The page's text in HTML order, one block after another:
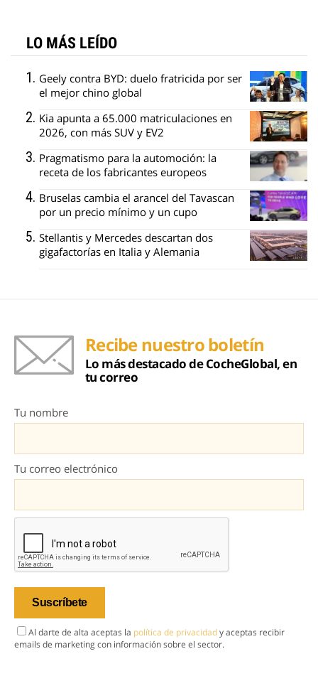
LO MÁS LEÍDO
Geely contra BYD: duelo fratricida por ser
el mejor chino global
Kia apunta a 65.000 matriculaciones en
2026, con más SUV y EV2
Pragmatismo para la automoción: la
receta de los fabricantes europeos
Bruselas cambia el arancel del Tavascan
por un precio mínimo y un cupo
Stellantis y Mercedes descartan dos
gigafactorías en Italia y Alemania
Recibe nuestro boletín
Lo más destacado de CocheGlobal, en
tu correo
Tu nombre
Tu correo electrónico
Al darte de alta aceptas la política de privacidady aceptas recibir
emails de marketing con información sobre el sector.